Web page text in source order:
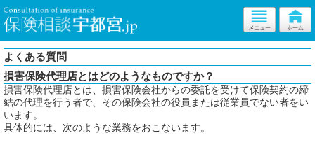
よくある質問
損害保険代理店とはどのようなものですか？
損害保険代理店とは、損害保険会社からの委託を受けて保険契約の締
結の代理を行う者で、その保険会社の役員または従業員でない者をい
います。
具体的には、次のような業務をおこないます。